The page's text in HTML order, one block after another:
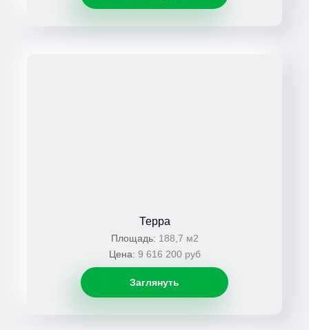
Терра
Площадь: 188,7 м2
Цена: 9 616 200 руб
Заглянуть